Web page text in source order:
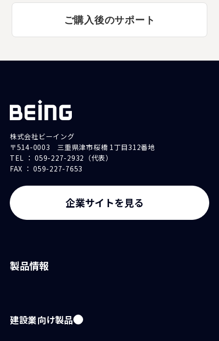
ご購入後のサポート
製品情報
建設業向け製品
株式会社ビーイング
〒514-0003 三重県津市桜橋 1丁目312番地
TEL ： 059-227-2932（代表）
FAX ： 059-227-7653
企業サイトを見る